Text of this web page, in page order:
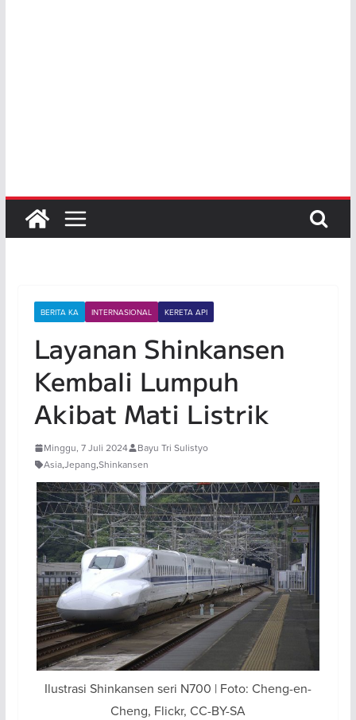
BERITA KA INTERNASIONAL KERETA API
Layanan Shinkansen
Kembali Lumpuh
Akibat Mati Listrik
Minggu, 7 Juli 2024
Bayu Tri Sulistyo
Asia,Jepang,Shinkansen
Ilustrasi Shinkansen seri N700 | Foto: Cheng-en-
Cheng, Flickr, CC-BY-SA